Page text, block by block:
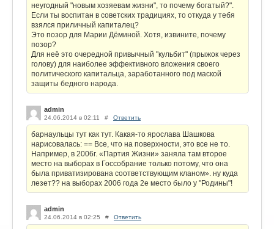
неугодный "новым хозяевам жизни", то почему богатый?".
Если ты воспитан в советских традициях, то откуда у тебя
взялся приличный капиталец?
Это позор для Марии Дёминой. Хотя, извините, почему
позор?
Для неё это очередной привычный "кульбит" (прыжок через
голову) для наиболее эффективного вложения своего
политического капитальца, заработанного под маской
защиты бедного народа.
admin
24.06.2014 в 02:11 # Ответить
барнаульцы тут как тут. Какая-то ярослава Шашкова
нарисовалась: == Все, что на поверхности, это все не то.
Например, в 2006г. «Партия Жизни» заняла там второе
место на выборах в Госсобрание только потому, что она
была приватизирована соответствующим кланом». ну куда
лезет?? на выборах 2006 года 2е место было у "Родины"!
admin
24.06.2014 в 02:25 # Ответить